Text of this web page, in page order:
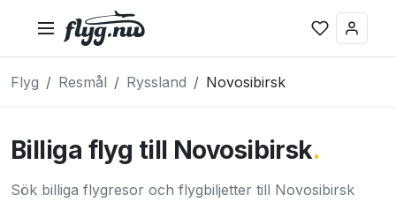
Flyg Resmål Ryssland Novosibirsk
Billiga flyg till Novosibirsk.
Sök billiga flygresor och flygbiljetter till Novosibirsk